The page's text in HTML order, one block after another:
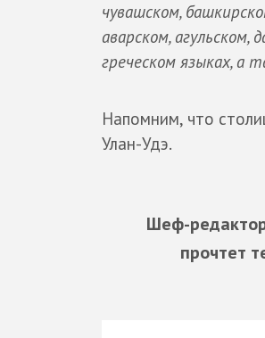
чувашском,
аварском, агульском,
греческом языках, а
Напомним, что
Улан-Удэ.
Шеф-
прочтет